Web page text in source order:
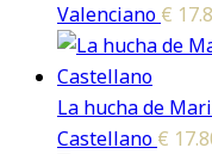
Valenciano €
La hucha de
Castellano €